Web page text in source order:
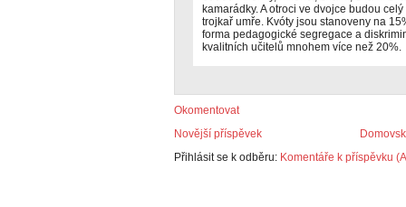
kamarádky. A otroci ve dvojce budou
trojkař umře. Kvóty jsou stanoveny na
forma pedagogické segregace a
kvalitních učitelů mnohem více než 20%.
Okomentovat
Novější příspěvek
Přihlásit se k odběru: Komentáře k příspěvku